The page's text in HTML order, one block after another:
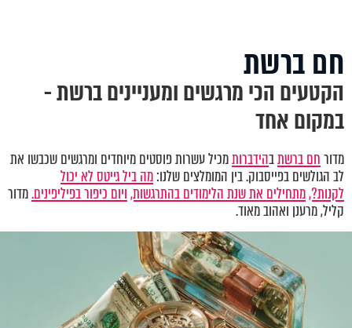
חם ברשת
הקטעים הכי מרגשים ומעניינים ברשת -
במקום אחד
מדורחם ברשתבהידברותמכיל עשרות פוסטים מיוחדים ומרגשים שכבשו את
לב הגולשים בפייסבוק. בין המומלצים שלנו:מה ביל גייטס לא יכול
לקנות?,מתחילים את שנת הלימודים בהתרגשות,ויום כיפור בפיליפינים.מדור
קליל, מרענן ואהוב מאוד.